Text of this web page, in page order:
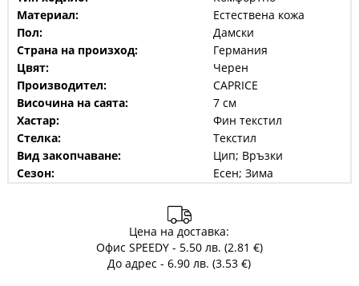
Материал:
Естествена кожа
Пол:
Дамски
Страна на произход:
Германия
Цвят:
Черен
Производител:
CAPRICE
Височина на саята:
7 см
Хастар:
Фин текстил
Стелка:
Текстил
Вид закопчаване:
Цип; Връзки
Сезон:
Есен; Зима
Цена на доставка:
Офис SPEEDY - 5.50 лв. (2.81 €)
До адрес - 6.90 лв. (3.53 €)